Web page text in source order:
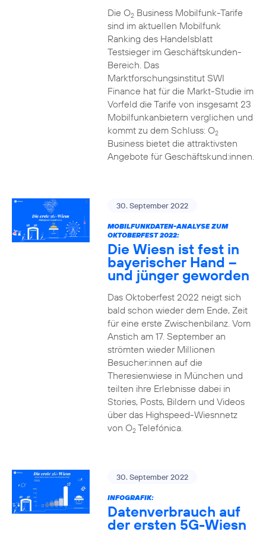
Die O2Business Mobilfunk-Tarife
sind im aktuellen Mobilfunk
Ranking des Handelsblatt
Testsieger im Geschäftskunden-
Bereich. Das
Marktforschungsinstitut SWI
Finance hat für die Markt-Studie im
Vorfeld die Tarife von insgesamt 23
Mobilfunkanbietern verglichen und
kommt zu dem Schluss: O2
Business bietet die attraktivsten
Angebote für Geschäftskund:innen.
30. September 2022
MOBILFUNKDATEN-ANALYSE ZUM
OKTOBERFEST 2022:
Die Wiesn ist fest in
bayerischer Hand –
und jünger geworden
Das Oktoberfest 2022 neigt sich
bald schon wieder dem Ende, Zeit
für eine erste Zwischenbilanz. Vom
Anstich am 17. September an
strömten wieder Millionen
Besucher:innen auf die
Theresienwiese in München und
teilten ihre Erlebnisse dabei in
Stories, Posts, Bildern und Videos
über das Highspeed-Wiesnnetz
von O2Telefónica.
30. September 2022
INFOGRAFIK:
Datenverbrauch auf
der ersten 5G-Wiesn